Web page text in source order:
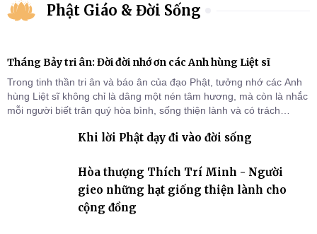
Phật Giáo & Đời Sống
Tháng Bảy tri ân: Đời đời nhớ ơn các Anh hùng Liệt sĩ
Trong tinh thần tri ân và báo ân của đạo Phật, tưởng nhớ các Anh
hùng Liệt sĩ không chỉ là dâng một nén tâm hương, mà còn là nhắc
mỗi người biết trân quý hòa bình, sống thiện lành và có trách
Khi lời Phật dạy đi vào đời sống
Hòa thượng Thích Trí Minh - Người
gieo những hạt giống thiện lành cho
cộng đồng